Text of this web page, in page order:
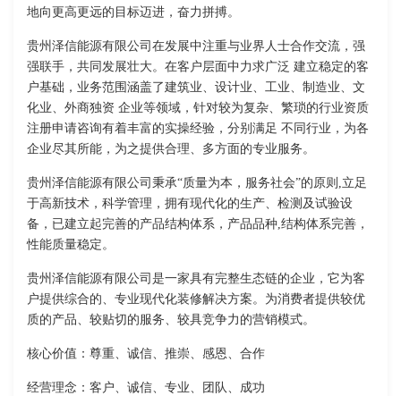
地向更高更远的目标迈进，奋力拼搏。
贵州泽信能源有限公司在发展中注重与业界人士合作交流，强
强联手，共同发展壮大。在客户层面中力求广泛 建立稳定的客
户基础，业务范围涵盖了建筑业、设计业、工业、制造业、文
化业、外商独资 企业等领域，针对较为复杂、繁琐的行业资质
注册申请咨询有着丰富的实操经验，分别满足 不同行业，为各
企业尽其所能，为之提供合理、多方面的专业服务。
贵州泽信能源有限公司秉承“质量为本，服务社会”的原则,立足
于高新技术，科学管理，拥有现代化的生产、检测及试验设
备，已建立起完善的产品结构体系，产品品种,结构体系完善，
性能质量稳定。
贵州泽信能源有限公司是一家具有完整生态链的企业，它为客
户提供综合的、专业现代化装修解决方案。为消费者提供较优
质的产品、较贴切的服务、较具竞争力的营销模式。
核心价值：尊重、诚信、推崇、感恩、合作
经营理念：客户、诚信、专业、团队、成功